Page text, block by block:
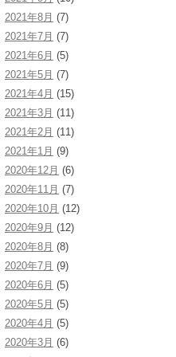
2021年8月 (7)
2021年7月 (7)
2021年6月 (5)
2021年5月 (7)
2021年4月 (15)
2021年3月 (11)
2021年2月 (11)
2021年1月 (9)
2020年12月 (6)
2020年11月 (7)
2020年10月 (12)
2020年9月 (12)
2020年8月 (8)
2020年7月 (9)
2020年6月 (5)
2020年5月 (5)
2020年4月 (5)
2020年3月 (6)